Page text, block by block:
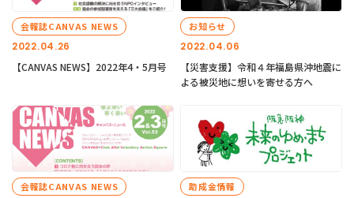
2022.04.26
会報誌CANVAS NEWS
【CANVAS NEWS】2022年4・5月号
2022.04.06
お知らせ
【災害支援】令和４年福島県沖地震に
よる被災地に想いを寄せる方へ
会報誌CANVAS NEWS 助成金情報